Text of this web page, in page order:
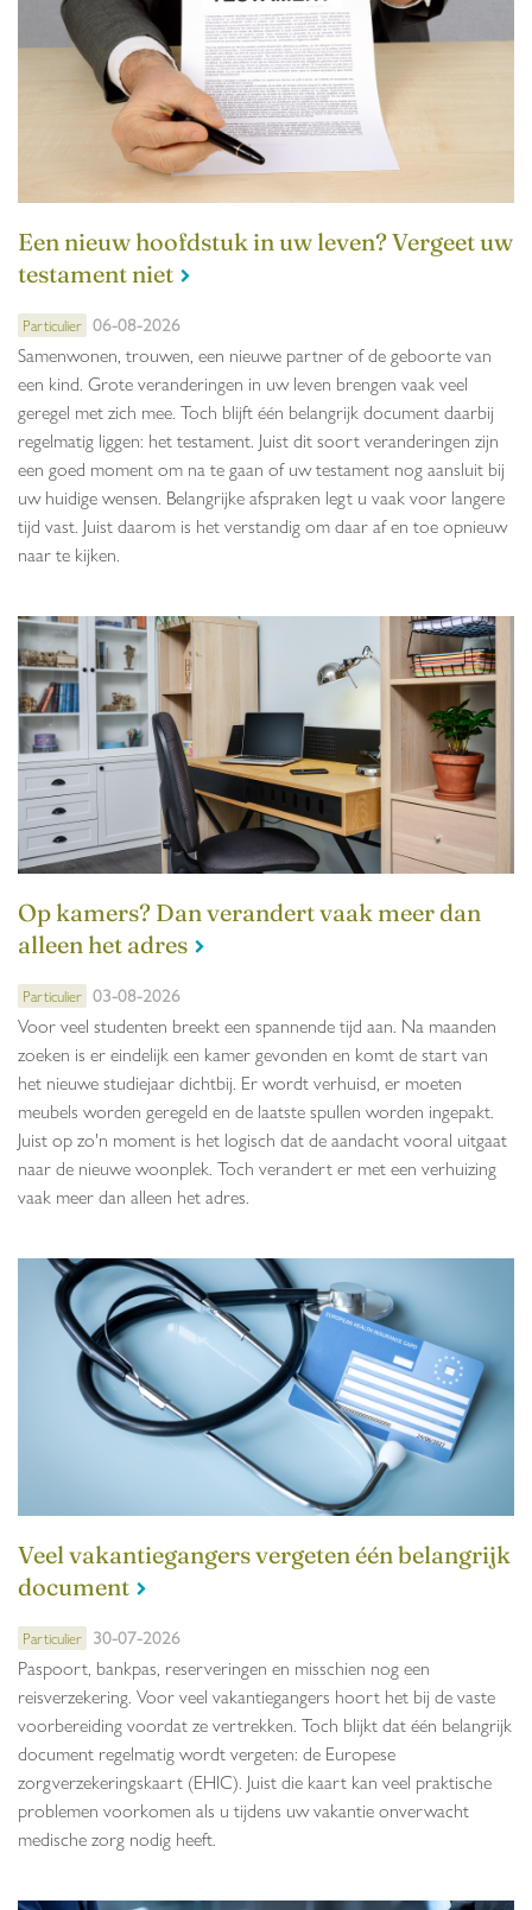
Een nieuw hoofdstuk in uw leven? Vergeet uw
testament niet
Particulier 06-08-2026
Samenwonen, trouwen, een nieuwe partner of de geboorte van
een kind. Grote veranderingen in uw leven brengen vaak veel
geregel met zich mee. Toch blijft één belangrijk document daarbij
regelmatig liggen: het testament. Juist dit soort veranderingen zijn
een goed moment om na te gaan of uw testament nog aansluit bij
uw huidige wensen. Belangrijke afspraken legt u vaak voor langere
tijd vast. Juist daarom is het verstandig om daar af en toe opnieuw
naar te kijken.
Op kamers? Dan verandert vaak meer dan
alleen het adres
Particulier 03-08-2026
Voor veel studenten breekt een spannende tijd aan. Na maanden
zoeken is er eindelijk een kamer gevonden en komt de start van
het nieuwe studiejaar dichtbij. Er wordt verhuisd, er moeten
meubels worden geregeld en de laatste spullen worden ingepakt.
Juist op zo'n moment is het logisch dat de aandacht vooral uitgaat
naar de nieuwe woonplek. Toch verandert er met een verhuizing
vaak meer dan alleen het adres.
Veel vakantiegangers vergeten één belangrijk
document
Particulier 30-07-2026
Paspoort, bankpas, reserveringen en misschien nog een
reisverzekering. Voor veel vakantiegangers hoort het bij de vaste
voorbereiding voordat ze vertrekken. Toch blijkt dat één belangrijk
document regelmatig wordt vergeten: de Europese
zorgverzekeringskaart (EHIC). Juist die kaart kan veel praktische
problemen voorkomen als u tijdens uw vakantie onverwacht
medische zorg nodig heeft.